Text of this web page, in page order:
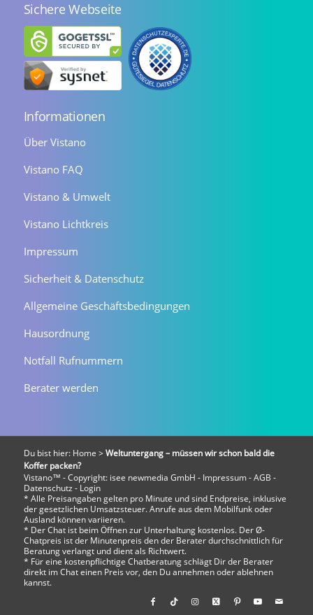
Sichere Webseite
Informationen
Über Vistano
Vistano FAQ
Vistano & Umwelt
Vistano Lichtkreis
Impressum
Sicherheit & Datenschutz
Allgemeine Geschäftsbedingungen
Hausordnung
Notfall Rufnummern
Berater werden
Du bist hier: Home > Weltuntergang – müssen wir schon bald die
Koffer packen?
Vistano™ - Copyright: isee newmedia GmbH - Impressum-AGB -
Datenschutz - Login
* Alle Preisangaben gelten pro Minute und sind Endpreise, inklusive
der gesetzlichen Umsatzsteuer. Anrufe aus dem Mobilfunk oder
Ausland können variieren.
* Der Chat ist beim Öffnen zur Unterhaltung kostenlos. Der Ø-
Chatpreis ist der Minutenpreis den der Berater durchschnittlich für
Beratung verlangt und dient als Richtwert.
* Für eine kostenpflichtige Chatberatung schlägt Dir der Berater
direkt im Chat einen Preis vor, den Du annehmen oder ablehnen
kannst.